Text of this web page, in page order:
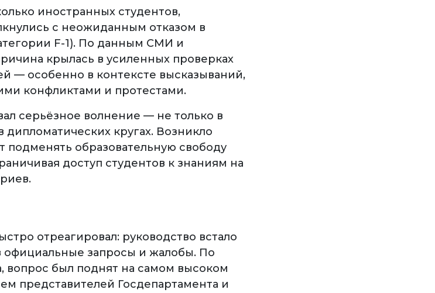
иностранных студентов,
с неожиданным отказом в
F-1). По данным СМИ и
крылась в усиленных проверках
— особенно в контексте высказываний,
конфликтами и протестами.
серьёзное волнение — не только в
кругах. Возникло
образовательную свободу
доступ студентов к знаниям на
отреагировал: руководство встало
официальные запросы и жалобы. По
был поднят на самом высоком
представителей Госдепартамента и